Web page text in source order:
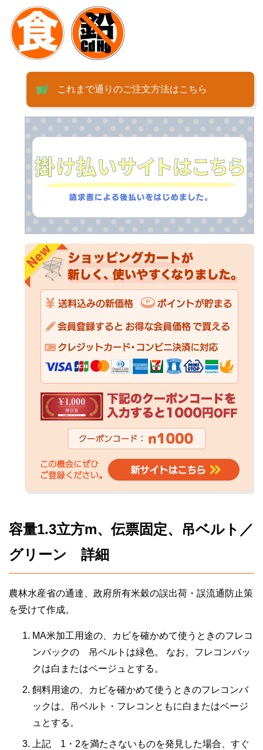
これまで通りのご注文方法はこちら
容量1.3立方m、伝票固定、吊ベルト／
グリーン 詳細
農林水産省の通達、政府所有米穀の誤出荷・誤流通防止策
を受けて作成。
MA米加工用途の、カビを確かめて使うときのフレコ
ンバックの 吊ベルトは緑色。 なお、フレコンバッ
クは白またはベージュとする。
飼料用途の、カビを確かめて使うときのフレコンバ
ックは、吊ベルト・フレコンともに白またはベージ
ュとする。
上記 1・2を満たさないものを発見した場合、すぐ